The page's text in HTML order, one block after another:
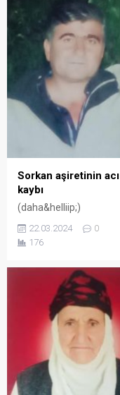
Sorkan aşiretinin acı
kaybı
(daha&helliip;)
22.03.2024
0
176